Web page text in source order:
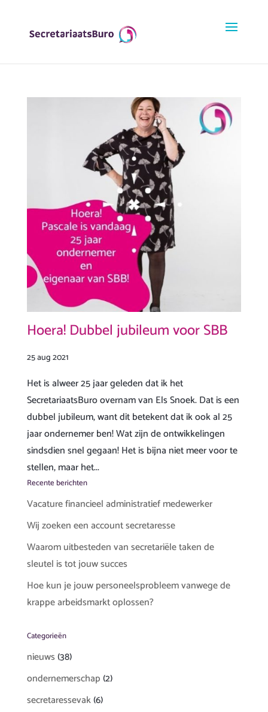
Hoera! Dubbel jubileum voor SBB
25 aug 2021
Het is alweer 25 jaar geleden dat ik het
SecretariaatsBuro overnam van Els Snoek. Dat is een
dubbel jubileum, want dit betekent dat ik ook al 25
jaar ondernemer ben! Wat zijn de ontwikkelingen
sindsdien snel gegaan! Het is bijna niet meer voor te
stellen, maar het...
Recente berichten
Vacature financieel administratief medewerker
Wij zoeken een account secretaresse
Waarom uitbesteden van secretariële taken de
sleutel is tot jouw succes
Hoe kun je jouw personeelsprobleem vanwege de
krappe arbeidsmarkt oplossen?
Categorieën
nieuws(38)
ondernemerschap(2)
secretaressevak(6)